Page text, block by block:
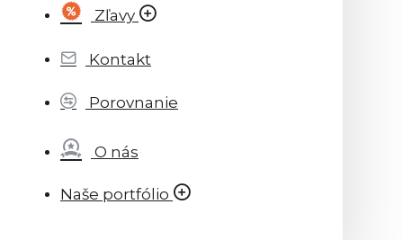
Zľavy
Kontakt
Porovnanie
O nás
Naše portfólio